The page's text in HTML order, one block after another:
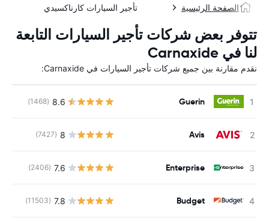
الصفحة الرئيسية تأجير السيارات كارناكسيدي
تتوفر بعض شركات تأجير السيارات التابعة
لنا في Carnaxide
نقدم مقارنة بين جميع شركات تأجير السيارات في Carnaxide:
Guerin
8.6
(1468)
Avis
8
(7427)
Enterprise
7.6
(2406)
Budget
7.8
(11503)